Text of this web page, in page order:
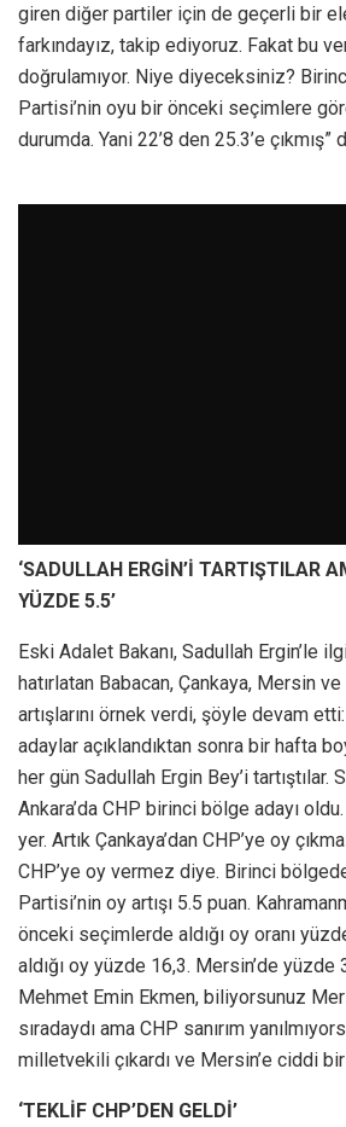
giren diğer partiler için de geçerli bir
farkındayız, takip ediyoruz. Fakat bu
doğrulamıyor. Niye diyeceksiniz?
Partisi’nin oyu bir önceki seçimlere
durumda. Yani 22’8 den 25.3’e çıkmış”
‘SADULLAH ERGİN’İ TARTIŞTILAR
YÜZDE 5.5’
Eski Adalet Bakanı, Sadullah Ergin’le
hatırlatan Babacan, Çankaya, Mersin
artışlarını örnek verdi, şöyle devam etti:
adaylar açıklandıktan sonra bir hafta
her gün Sadullah Ergin Bey’i tartıştılar.
Ankara’da CHP birinci bölge adayı oldu.
yer. Artık Çankaya’dan CHP’ye oy
CHP’ye oy vermez diye. Birinci
Partisi’nin oy artışı 5.5 puan.
önceki seçimlerde aldığı oy oranı
aldığı oy yüzde 16,3. Mersin’de yüzde
Mehmet Emin Ekmen, biliyorsunuz
sıradaydı ama CHP sanırım
milletvekili çıkardı ve Mersin’e ciddi
‘TEKLİF CHP’DEN GELDİ’